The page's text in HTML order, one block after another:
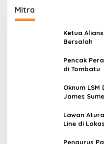
Mitra
Ketua
Bersalah
Pencak
di Tombatu
Oknum
James
Lawan
Line di
Pengurus